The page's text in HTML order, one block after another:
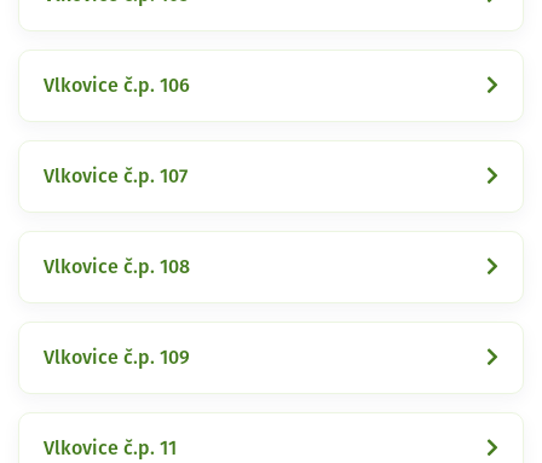
Vlkovice č.p. 106
Vlkovice č.p. 107
Vlkovice č.p. 108
Vlkovice č.p. 109
Vlkovice č.p. 11